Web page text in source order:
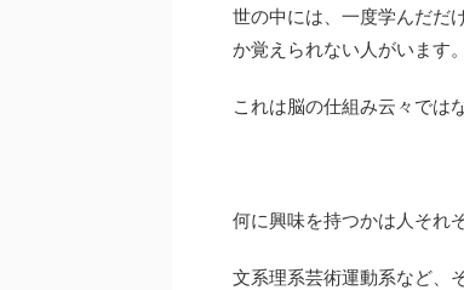
世の中には、一度学んだだ
か覚えられない人がいます。
これは脳の仕組み云々では
何に興味を持つかは人それ
文系理系芸術運動系など、